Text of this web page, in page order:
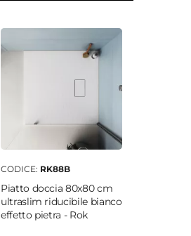
CODICE: RK88B
Piatto doccia 80x80 cm
ultraslim riducibile bianco
effetto pietra - Rok